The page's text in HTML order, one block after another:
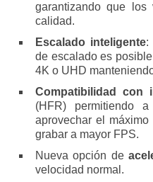
garantizando que
calidad.
Escalado inteligente:
de escalado es
4K o UHD
Compatibilidad con
(HFR) permitiendo
aprovechar el
grabar a mayor FPS.
Nueva opción de a
velocidad normal.